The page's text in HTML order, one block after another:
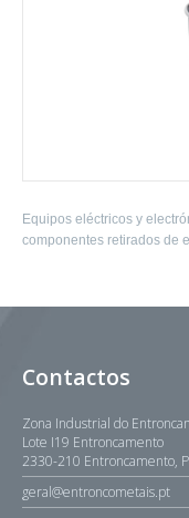
Equipos eléctricos y
componentes retirados de
Contactos
Zona Industrial do
Lote I19 Entroncamento
2330-210 Entroncamento,
geral@entroncometais.pt